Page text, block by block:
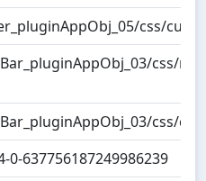
css/
css/
css/
0-637756187249986239